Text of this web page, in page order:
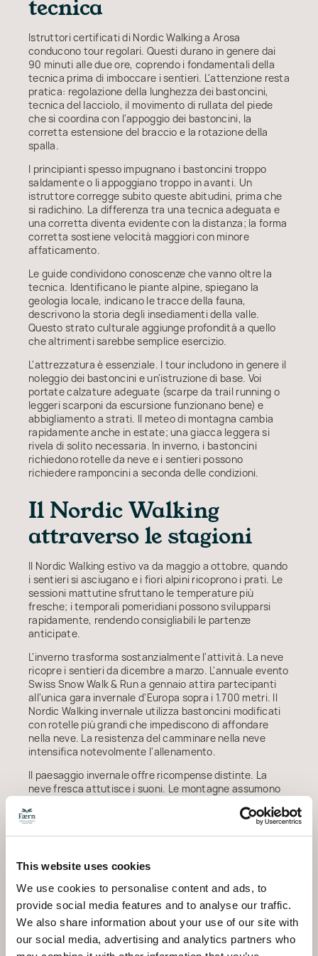
This website uses cookies
We use cookies to personalise content and ads, to
provide social media features and to analyse our traffic.
We also share information about your use of our site with
our social media, advertising and analytics partners who
tecnica
Istruttori certificati di Nordic Walking a Arosa
conducono tour regolari. Questi durano in genere dai
90 minuti alle due ore, coprendo i fondamentali della
tecnica prima di imboccare i sentieri. L'attenzione resta
pratica: regolazione della lunghezza dei bastoncini,
tecnica del lacciolo, il movimento di rullata del piede
che si coordina con l'appoggio dei bastoncini, la
corretta estensione del braccio e la rotazione della
spalla.
I principianti spesso impugnano i bastoncini troppo
saldamente o li appoggiano troppo in avanti. Un
istruttore corregge subito queste abitudini, prima che
si radichino. La differenza tra una tecnica adeguata e
una corretta diventa evidente con la distanza; la forma
corretta sostiene velocità maggiori con minore
affaticamento.
Le guide condividono conoscenze che vanno oltre la
tecnica. Identificano le piante alpine, spiegano la
geologia locale, indicano le tracce della fauna,
descrivono la storia degli insediamenti della valle.
Questo strato culturale aggiunge profondità a quello
che altrimenti sarebbe semplice esercizio.
L'attrezzatura è essenziale. I tour includono in genere il
noleggio dei bastoncini e un'istruzione di base. Voi
portate calzature adeguate (scarpe da trail running o
leggeri scarponi da escursione funzionano bene) e
abbigliamento a strati. Il meteo di montagna cambia
rapidamente anche in estate; una giacca leggera si
rivela di solito necessaria. In inverno, i bastoncini
richiedono rotelle da neve e i sentieri possono
richiedere ramponcini a seconda delle condizioni.
Il Nordic Walking
attraverso le stagioni
Il Nordic Walking estivo va da maggio a ottobre, quando
i sentieri si asciugano e i fiori alpini ricoprono i prati. Le
sessioni mattutine sfruttano le temperature più
fresche; i temporali pomeridiani possono svilupparsi
rapidamente, rendendo consigliabili le partenze
anticipate.
L'inverno trasforma sostanzialmente l'attività. La neve
ricopre i sentieri da dicembre a marzo. L'annuale evento
Swiss Snow Walk & Run a gennaio attira partecipanti
all'unica gara invernale d'Europa sopra i 1.700 metri. Il
Nordic Walking invernale utilizza bastoncini modificati
con rotelle più grandi che impediscono di affondare
nella neve. La resistenza del camminare nella neve
intensifica notevolmente l'allenamento.
Il paesaggio invernale offre ricompense distinte. La
neve fresca attutisce i suoni. Le montagne assumono
un'ora di Nordic Walking invernale, il
benessere a Arosa
diventa particolarmente allettante; il contrasto di
profondamente rigenerante.
Primavera e autunno portano condizioni di transizione.
Aprile e novembre possono significare neve mista a
sentiero scoperto; alcuni percorsi restano accessibili
mentre i tratti più alti rimangono innevati. Queste
stagioni intermedie offrono solitudine e meno visitatori.